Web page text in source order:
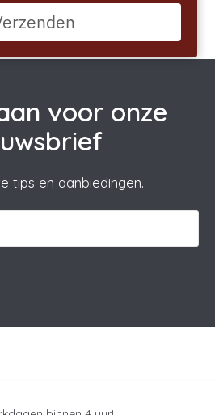
gevonden!...
voor onze
tips en aanbiedingen.